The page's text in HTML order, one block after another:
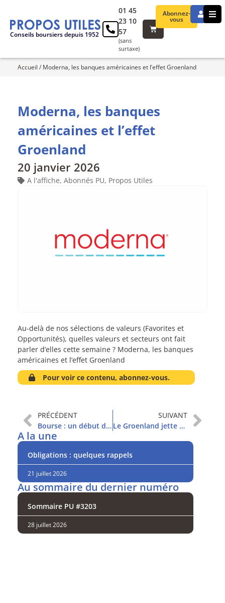
Conseils boursiers depuis 1952
Abonnez-
vous
01 45
23 10
57
(sans
surtaxe)
Accueil / Moderna, les banques américaines et l’effet Groenland
Moderna, les banques
américaines et l’effet
Groenland
20 janvier 2026
A l'affiche, Abonnés PU, Propos Utiles
Au-delà de nos sélections de valeurs (Favorites et
Opportunités), quelles valeurs et secteurs ont fait
parler d’elles cette semaine ? Moderna, les banques
américaines et l’effet Groenland
Pour voir ce contenu, abonnez-vous.
PRÉCÉDENT
Bourse : un début d’année 2026 incertain I/III
SUIVANT
Le Groenland jette un froid sur les marchés
A la une
Obligations : quelques rappels
21 juillet 2026
Au sommaire du dernier numéro
Sommaire PU #3203
28 juillet 2026